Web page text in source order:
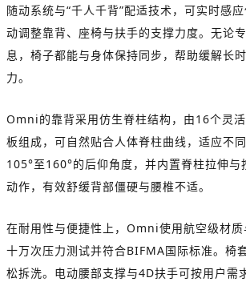
随动系统与“千人千背”配适技术，可实时感
动调整靠背、座椅与扶手的支撑力度。无论
息，椅子都能与身体保持同步，帮助缓解长
力。
Omni的靠背采用仿生脊柱结构，由16个灵
板组成，可自然贴合人体脊柱曲线，适应不
105°至160°的后仰角度，并内置脊柱拉伸与
动作，有效舒缓背部僵硬与腰椎不适。
在耐用性与便捷性上，Omni使用航空级材
十万次压力测试并符合BIFMA国际标准。椅
松拆洗。电动腰部支撑与4D扶手可按用户需